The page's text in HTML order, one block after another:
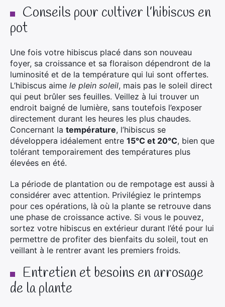
Conseils pour cultiver l’hibiscus en
pot
Une fois votre hibiscus placé dans son nouveau
foyer, sa croissance et sa floraison dépendront de la
luminosité et de la température qui lui sont offertes.
L’hibiscus aime le plein soleil, mais pas le soleil direct
qui peut brûler ses feuilles. Veillez à lui trouver un
endroit baigné de lumière, sans toutefois l’exposer
directement durant les heures les plus chaudes.
Concernant la température, l’hibiscus se
développera idéalement entre 15°C et 20°C, bien que
tolérant temporairement des températures plus
élevées en été.
La période de plantation ou de rempotage est aussi à
considérer avec attention. Privilégiez le printemps
pour ces opérations, là où la plante se retrouve dans
une phase de croissance active. Si vous le pouvez,
sortez votre hibiscus en extérieur durant l’été pour lui
permettre de profiter des bienfaits du soleil, tout en
veillant à le rentrer avant les premiers froids.
Entretien et besoins en arrosage
de la plante